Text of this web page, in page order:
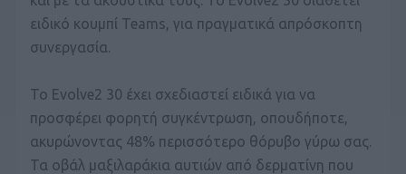
ειδικό κουμπί Teams, για πραγματικά απρόσκοπτη
συνεργασία.
Το Evolve2 30 έχει σχεδιαστεί ειδικά για να
προσφέρει φορητή συγκέντρωση, οπουδήποτε,
ακυρώνοντας 48% περισσότερο θόρυβο γύρω σας.
Τα οβάλ μαξιλαράκια αυτιών από δερματίνη που